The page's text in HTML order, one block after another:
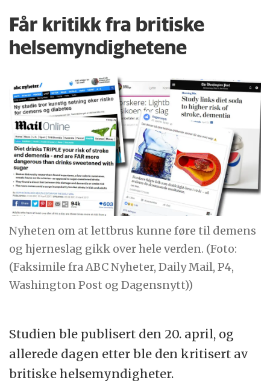
Får kritikk fra britiske
helsemyndighetene
Nyheten om at lettbrus kunne føre til demens
og hjerneslag gikk over hele verden. (Foto:
(Faksimile fra ABC Nyheter, Daily Mail, P4,
Washington Post og Dagensnytt))
Studien ble publisert den 20. april, og
allerede dagen etter ble den kritisert av
britiske helsemyndigheter.